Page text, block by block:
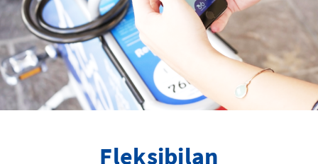
Fleksibilan